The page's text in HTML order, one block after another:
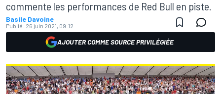
commente les performances de Red Bull en piste.
Basile Davoine
Publié: 26 juin 2021, 09:12
AJOUTER COMME SOURCE PRIVILÉGIÉE